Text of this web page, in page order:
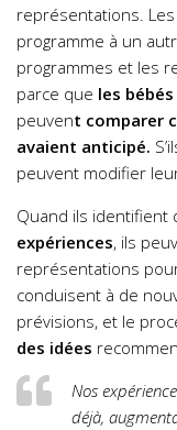
représentations.
programme à un
programmes et les
parce que les
peuvent comparer
avaient anticipé.
peuvent modifier
Quand ils identifient
expériences, ils
représentations
conduisent à de
prévisions, et le
des idées
Nos
déjà,